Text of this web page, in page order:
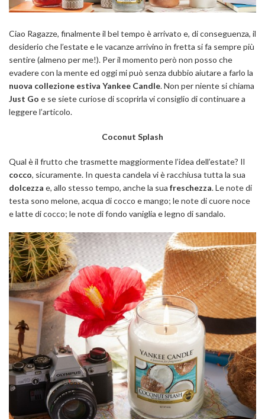
Ciao Ragazze, finalmente il bel tempo è arrivato e, di conseguenza, il
desiderio che l’estate e le vacanze arrivino in fretta si fa sempre più
sentire (almeno per me!). Per il momento però non posso che
evadere con la mente ed oggi mi può senza dubbio aiutare a farlo la
nuova collezione estiva Yankee Candle. Non per niente si chiama
Just Go e se siete curiose di scoprirla vi consiglio di continuare a
leggere l’articolo.
Coconut Splash
Qual è il frutto che trasmette maggiormente l’idea dell’estate? Il
cocco, sicuramente. In questa candela vi è racchiusa tutta la sua
dolcezza e, allo stesso tempo, anche la sua freschezza. Le note di
testa sono melone, acqua di cocco e mango; le note di cuore noce
e latte di cocco; le note di fondo vaniglia e legno di sandalo.